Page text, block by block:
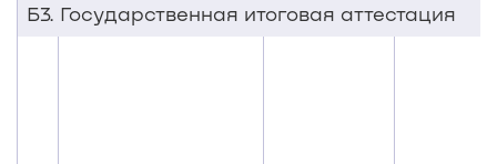
Б3. Государственная итоговая аттестация